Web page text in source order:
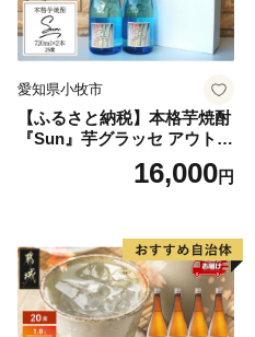
愛知県小牧市
【ふるさと納税】本格芋焼酎
『Sun』芋グラッセ アウトド
ア ソロキャンプ ベランピン
グ 巣ごもり 就労支援16,000円